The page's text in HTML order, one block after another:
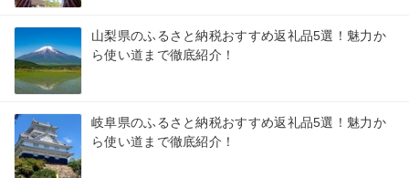
山梨県のふるさと納税おすすめ返礼品5選！魅力か
ら使い道まで徹底紹介！
岐阜県のふるさと納税おすすめ返礼品5選！魅力か
ら使い道まで徹底紹介！